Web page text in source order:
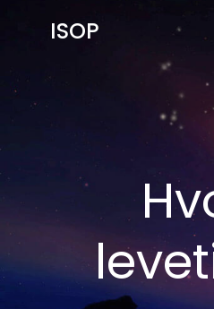
ISOP